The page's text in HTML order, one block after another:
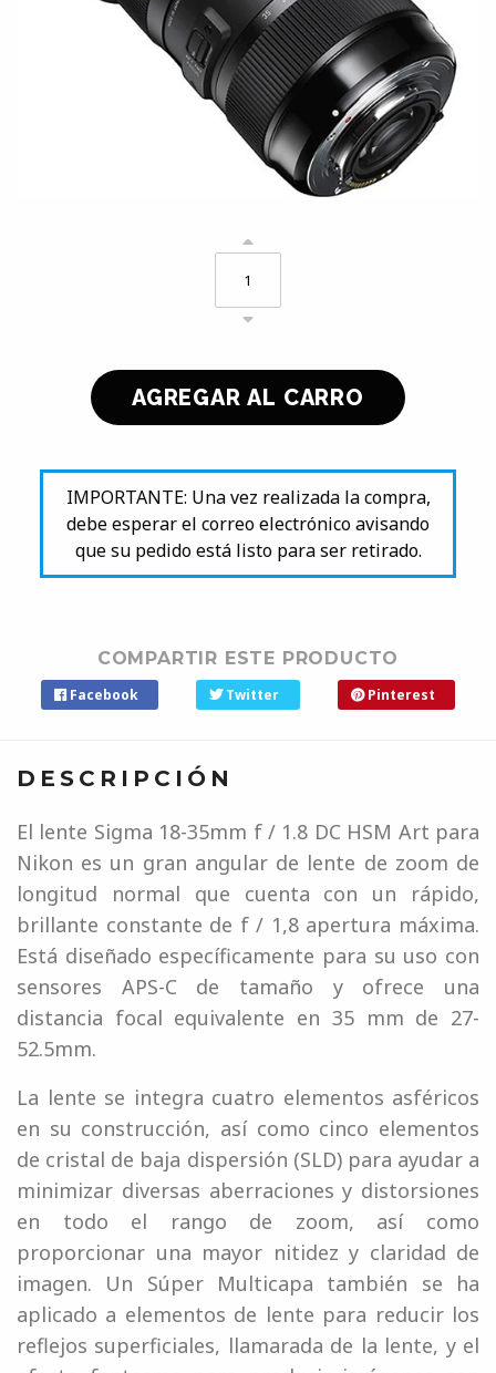
IMPORTANTE: Una vez realizada la compra,
debe esperar el correo electrónico avisando
que su pedido está listo para ser retirado.
COMPARTIR ESTE PRODUCTO
Facebook Twitter Pinterest
DESCRIPCIÓN
El lente Sigma 18-35mm f / 1.8 DC HSM Art para
Nikon es un gran angular de lente de zoom de
longitud normal que cuenta con un rápido,
brillante constante de f / 1,8 apertura máxima.
Está diseñado específicamente para su uso con
sensores APS-C de tamaño y ofrece una
distancia focal equivalente en 35 mm de 27-
52.5mm.
La lente se integra cuatro elementos asféricos
en su construcción, así como cinco elementos
de cristal de baja dispersión (SLD) para ayudar a
minimizar diversas aberraciones y distorsiones
en todo el rango de zoom, así como
proporcionar una mayor nitidez y claridad de
imagen. Un Súper Multicapa también se ha
aplicado a elementos de lente para reducir los
reflejos superficiales, llamarada de la lente, y el